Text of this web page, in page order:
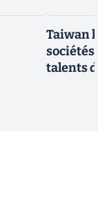
Taiwan
sociétés
talents